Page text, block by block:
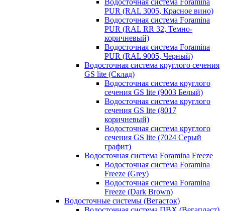
PUR (RAL 3005, Красное вино)
Водосточная система Foramina
PUR (RAL RR 32, Темно-
коричневый)
Водосточная система Foramina
PUR (RAL 9005, Черный)
Водосточная система круглого сечения
GS lite (Склад)
Водосточная система круглого
сечения GS lite (9003 Белый)
Водосточная система круглого
сечения GS lite (8017
коричневый)
Водосточная система круглого
сечения GS lite (7024 Серый
графит)
Водосточная система Foramina Freeze
Водосточная система Foramina
Freeze (Grey)
Водосточная система Foramina
Freeze (Dark Brown)
Водосточные системы (Вегасток)